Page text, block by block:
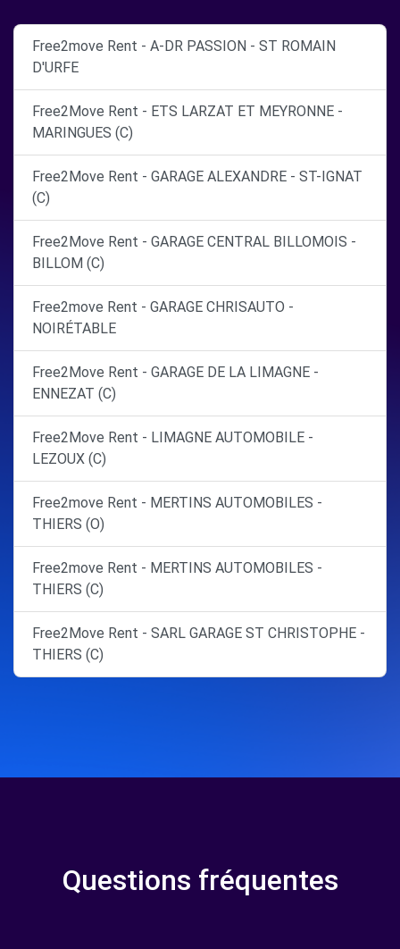
Free2move Rent - A-DR PASSION - ST ROMAIN
D'URFE
Free2Move Rent - ETS LARZAT ET MEYRONNE -
MARINGUES (C)
Free2Move Rent - GARAGE ALEXANDRE - ST-IGNAT
(C)
Free2Move Rent - GARAGE CENTRAL BILLOMOIS -
BILLOM (C)
Free2move Rent - GARAGE CHRISAUTO -
NOIRÉTABLE
Free2Move Rent - GARAGE DE LA LIMAGNE -
ENNEZAT (C)
Free2Move Rent - LIMAGNE AUTOMOBILE -
LEZOUX (C)
Free2move Rent - MERTINS AUTOMOBILES -
THIERS (O)
Free2move Rent - MERTINS AUTOMOBILES -
THIERS (C)
Free2Move Rent - SARL GARAGE ST CHRISTOPHE -
THIERS (C)
Questions fréquentes